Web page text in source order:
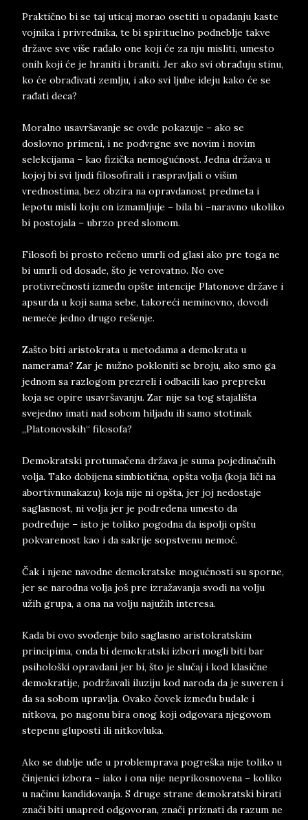
Praktično bi se taj uticaj morao osetiti u opadanju kaste
vojnika i privrednika, te bi spirituelno podneblje takve
države sve više rađalo one koji će za nju misliti, umesto
onih koji će je hraniti i braniti. Jer ako svi obrađuju stinu,
ko će obrađivati zemlju, i ako svi ljube ideju kako će se
rađati deca?
Moralno usavršavanje se ovde pokazuje – ako se
doslovno primeni, i ne podvrgne sve novim i novim
selekcijama – kao fizička nemogućnost. Jedna država u
kojoj bi svi ljudi filosofirali i raspravljali o višim
vrednostima, bez obzira na opravdanost predmeta i
lepotu misli koju on izmamljuje – bila bi –naravno ukoliko
bi postojala – ubrzo pred slomom.
Filosofi bi prosto rečeno umrli od glasi ako pre toga ne
bi umrli od dosade, što je verovatno. No ove
protivrečnosti između opšte intencije Platonove države i
apsurda u koji sama sebe, takoreći neminovno, dovodi
nemeće jedno drugo rešenje.
Zašto biti aristokrata u metodama a demokrata u
namerama? Zar je nužno pokloniti se broju, ako smo ga
jednom sa razlogom prezreli i odbacili kao prepreku
koja se opire usavršavanju. Zar nije sa tog stajališta
svejedno imati nad sobom hiljadu ili samo stotinak
„Platonovskih“ filosofa?
Demokratski protumačena država je suma pojedinačnih
volja. Tako dobijena simbiotična, opšta volja (koja liči na
abortivnunakazu) koja nije ni opšta, jer joj nedostaje
saglasnost, ni volja jer je podređena umesto da
podređuje – isto je toliko pogodna da ispolji opštu
pokvarenost kao i da sakrije sopstvenu nemoć.
Čak i njene navodne demokratske mogućnosti su sporne,
jer se narodna volja još pre izražavanja svodi na volju
užih grupa, a ona na volju najužih interesa.
Kada bi ovo svođenje bilo saglasno aristokratskim
principima, onda bi demokratski izbori mogli biti bar
psihološki opravdani jer bi, što je slučaj i kod klasične
demokratije, podržavali iluziju kod naroda da je suveren i
da sa sobom upravlja. Ovako čovek između budale i
nitkova, po nagonu bira onog koji odgovara njegovom
stepenu gluposti ili nitkovluka.
Ako se dublje uđe u problemprava pogreška nije toliko u
činjenici izbora – iako i ona nije neprikosnovena – koliko
u načinu kandidovanja. S druge strane demokratski birati
znači biti unapred odgovoran, znači priznati da razum ne